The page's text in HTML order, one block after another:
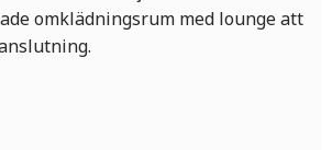
omklädningsrum med lounge att